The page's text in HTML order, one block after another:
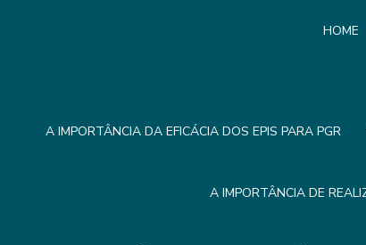
HOME
A IMPORTÂNCIA DA EFICÁCIA DOS EPIS PARA PGR
A IMPORTÂNCIA DE